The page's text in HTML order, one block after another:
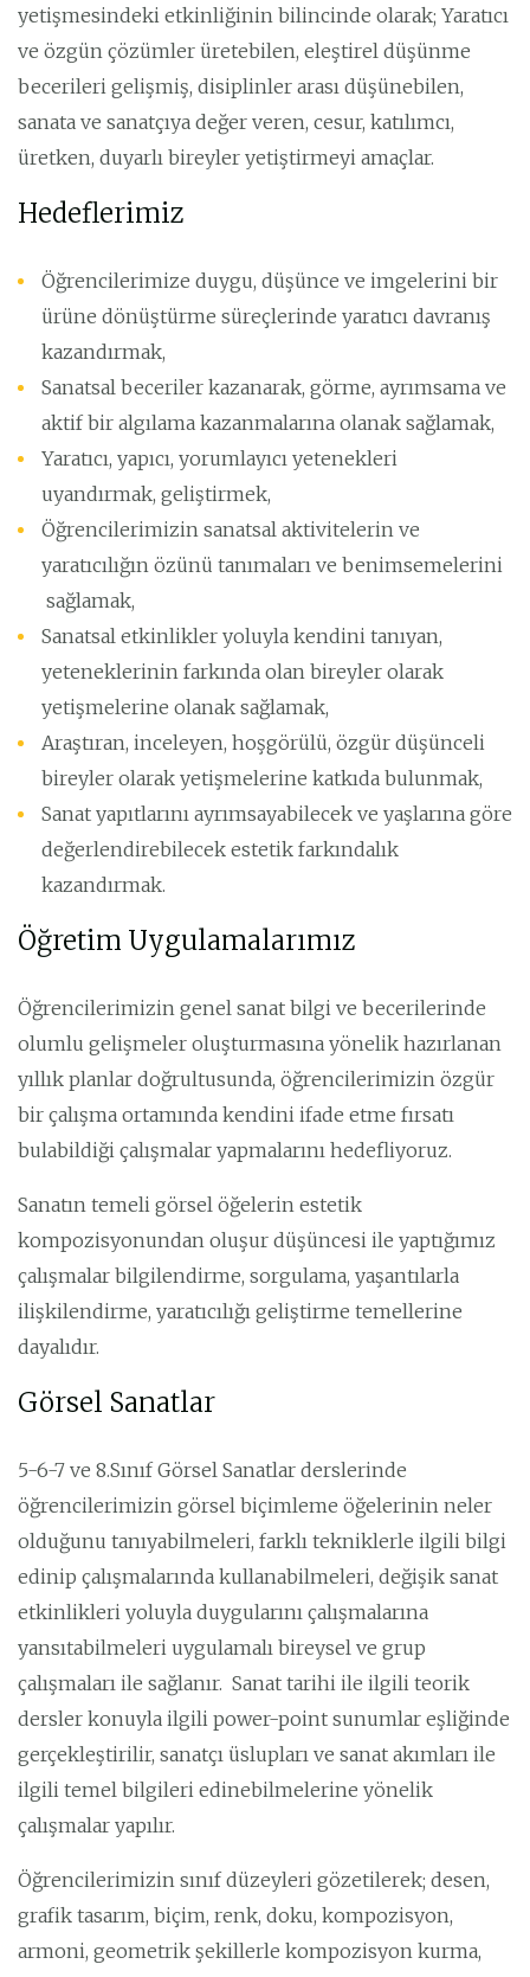
yetişmesindeki etkinliğinin bilincinde olarak; Yaratıcı
ve özgün çözümler üretebilen, eleştirel düşünme
becerileri gelişmiş, disiplinler arası düşünebilen,
sanata ve sanatçıya değer veren, cesur, katılımcı,
üretken, duyarlı bireyler yetiştirmeyi amaçlar.
Hedeflerimiz
Öğrencilerimize duygu, düşünce ve imgelerini bir
ürüne dönüştürme süreçlerinde yaratıcı davranış
kazandırmak,
Sanatsal beceriler kazanarak, görme, ayrımsama ve
aktif bir algılama kazanmalarına olanak sağlamak,
Yaratıcı, yapıcı, yorumlayıcı yetenekleri
uyandırmak, geliştirmek,
Öğrencilerimizin sanatsal aktivitelerin ve
yaratıcılığın özünü tanımaları ve benimsemelerini
sağlamak,
Sanatsal etkinlikler yoluyla kendini tanıyan,
yeteneklerinin farkında olan bireyler olarak
yetişmelerine olanak sağlamak,
Araştıran, inceleyen, hoşgörülü, özgür düşünceli
bireyler olarak yetişmelerine katkıda bulunmak,
Sanat yapıtlarını ayrımsayabilecek ve yaşlarına göre
değerlendirebilecek estetik farkındalık
kazandırmak.
Öğretim Uygulamalarımız
Öğrencilerimizin genel sanat bilgi ve becerilerinde
olumlu gelişmeler oluşturmasına yönelik hazırlanan
yıllık planlar doğrultusunda, öğrencilerimizin özgür
bir çalışma ortamında kendini ifade etme fırsatı
bulabildiği çalışmalar yapmalarını hedefliyoruz.
Sanatın temeli görsel öğelerin estetik
kompozisyonundan oluşur düşüncesi ile yaptığımız
çalışmalar bilgilendirme, sorgulama, yaşantılarla
ilişkilendirme, yaratıcılığı geliştirme temellerine
dayalıdır.
Görsel Sanatlar
5-6-7 ve 8.Sınıf Görsel Sanatlar derslerinde
öğrencilerimizin görsel biçimleme öğelerinin neler
olduğunu tanıyabilmeleri, farklı tekniklerle ilgili bilgi
edinip çalışmalarında kullanabilmeleri, değişik sanat
etkinlikleri yoluyla duygularını çalışmalarına
yansıtabilmeleri uygulamalı bireysel ve grup
çalışmaları ile sağlanır. Sanat tarihi ile ilgili teorik
dersler konuyla ilgili power-point sunumlar eşliğinde
gerçekleştirilir, sanatçı üslupları ve sanat akımları ile
ilgili temel bilgileri edinebilmelerine yönelik
çalışmalar yapılır.
Öğrencilerimizin sınıf düzeyleri gözetilerek; desen,
grafik tasarım, biçim, renk, doku, kompozisyon,
armoni, geometrik şekillerle kompozisyon kurma,